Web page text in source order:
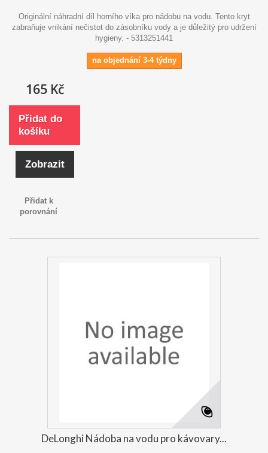
Originální náhradní díl horního víka pro nádobu na vodu. Tento kryt
zabraňuje vnikání nečistot do zásobníku vody a je důležitý pro udržení
hygieny. - 5313251441
na objednání 3-4 týdny
165 Kč
Přidat do
košíku
Zobrazit
Přidat k
porovnání
DeLonghi Nádoba na vodu pro kávovary...